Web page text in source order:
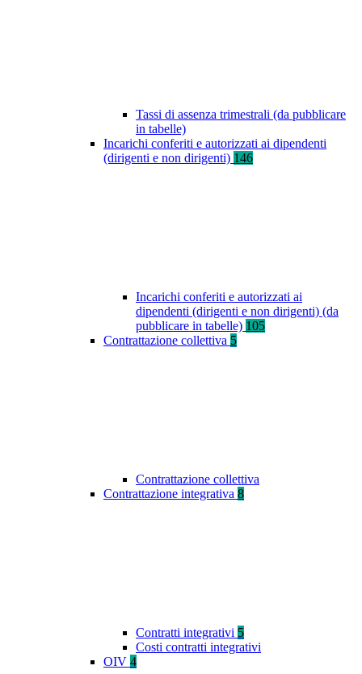
Tassi di assenza trimestrali (da pubblicare
in tabelle)
Incarichi conferiti e autorizzati ai dipendenti
(dirigenti e non dirigenti) 146
Incarichi conferiti e autorizzati ai
dipendenti (dirigenti e non dirigenti) (da
pubblicare in tabelle) 105
Contrattazione collettiva 5
Contrattazione collettiva
Contrattazione integrativa 8
Contratti integrativi 5
Costi contratti integrativi
OIV 4